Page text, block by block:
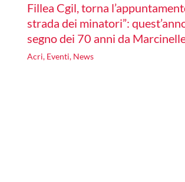
Fillea Cgil, torna
strada dei minatori”:
segno dei 70 anni da
Acri, Eventi, News